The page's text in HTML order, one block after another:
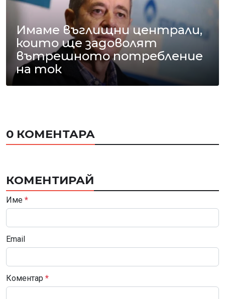
Имаме въглищни централи,
които ще задоволят
вътрешното потребление
на ток
0 КОМЕНТАРА
КОМЕНТИРАЙ
Име *
Email
Коментар *